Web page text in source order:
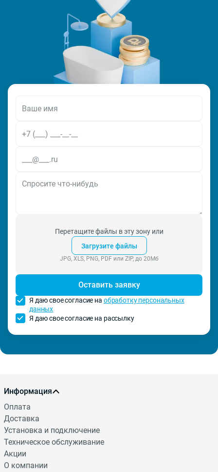
Перетащите файлы в эту зону или
Загрузите файлы
JPG, XLS, PNG, PDF или ZIP, до 20Мб
Оставить заявку
Я даю свое согласие на обработку персональных
данных
Я даю свое согласие на рассылку
Информация
Оплата
Доставка
Установка и подключение
Техническое обслуживание
Акции
О компании